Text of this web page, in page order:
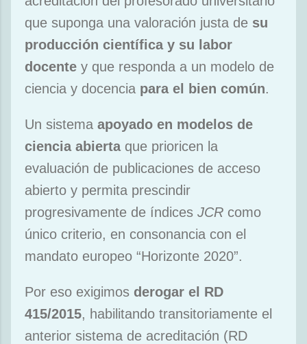
que suponga una valoración justa de su
producción científica y su labor
docente y que responda a un modelo de
ciencia y docencia para el bien común.
Un sistema apoyado en modelos de
ciencia abierta que prioricen la
evaluación de publicaciones de acceso
abierto y permita prescindir
progresivamente de índices JCR como
único criterio, en consonancia con el
mandato europeo “Horizonte 2020”.
Por eso exigimos derogar el RD
415/2015, habilitando transitoriamente el
anterior sistema de acreditación (RD